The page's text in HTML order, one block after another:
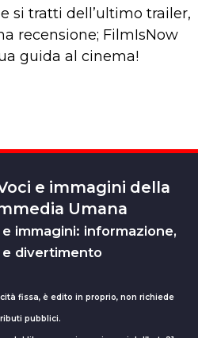
si tratti dell’ultimo trailer,
recensione; FilmIsNow
guida al cinema!
e immagini della
Umana
immagini: informazione,
divertimento
fissa, è edito in proprio, non richiede
pubblici.